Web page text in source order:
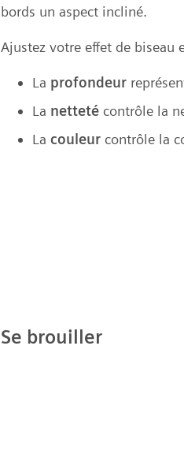
bords un aspect incliné.
Ajustez votre effet de biseau
La profondeur
La netteté contrôle la
La couleur contrôle la
Se brouiller